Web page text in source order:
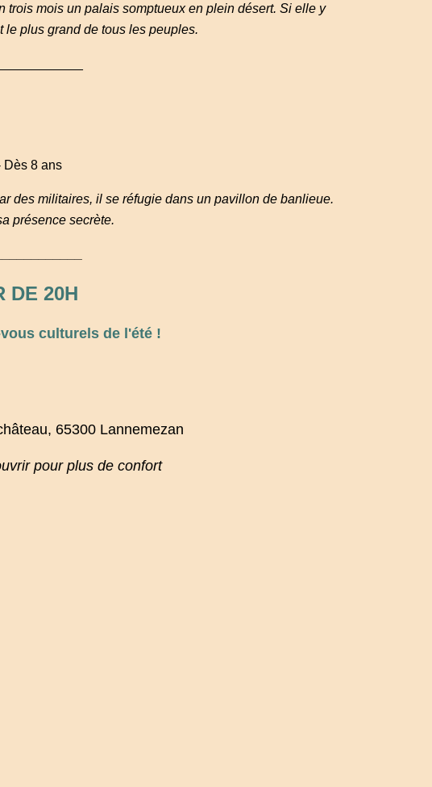
trois mois un palais somptueux en plein désert. Si elle y
plus grand de tous les peuples.
Dès 8 ans
des militaires, il se réfugie dans un pavillon de banlieue.
présence secrète.
DE 20H
culturels de l'été !
65300 Lannemezan
pour plus de confort